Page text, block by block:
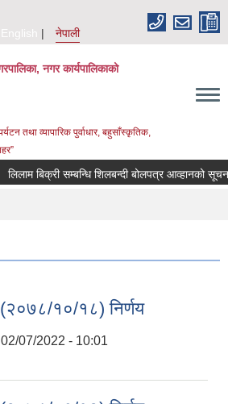
English
नेपाली
नगर कार्यपालिकाको
तथा व्यापारिक पुर्वाधार, बहुसाँस्कृतिक,
लिलाम बिक्री सम्बन्धि शिलबन्दी बोलपत्र आव्हानको
(२०७८/१०/१८) निर्णय
07/2022 - 10:01